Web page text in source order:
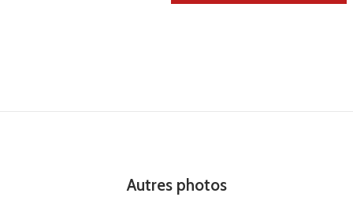
Autres photos